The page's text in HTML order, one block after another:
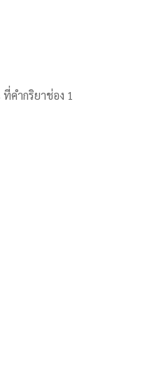
คำกริยาช่อง 1